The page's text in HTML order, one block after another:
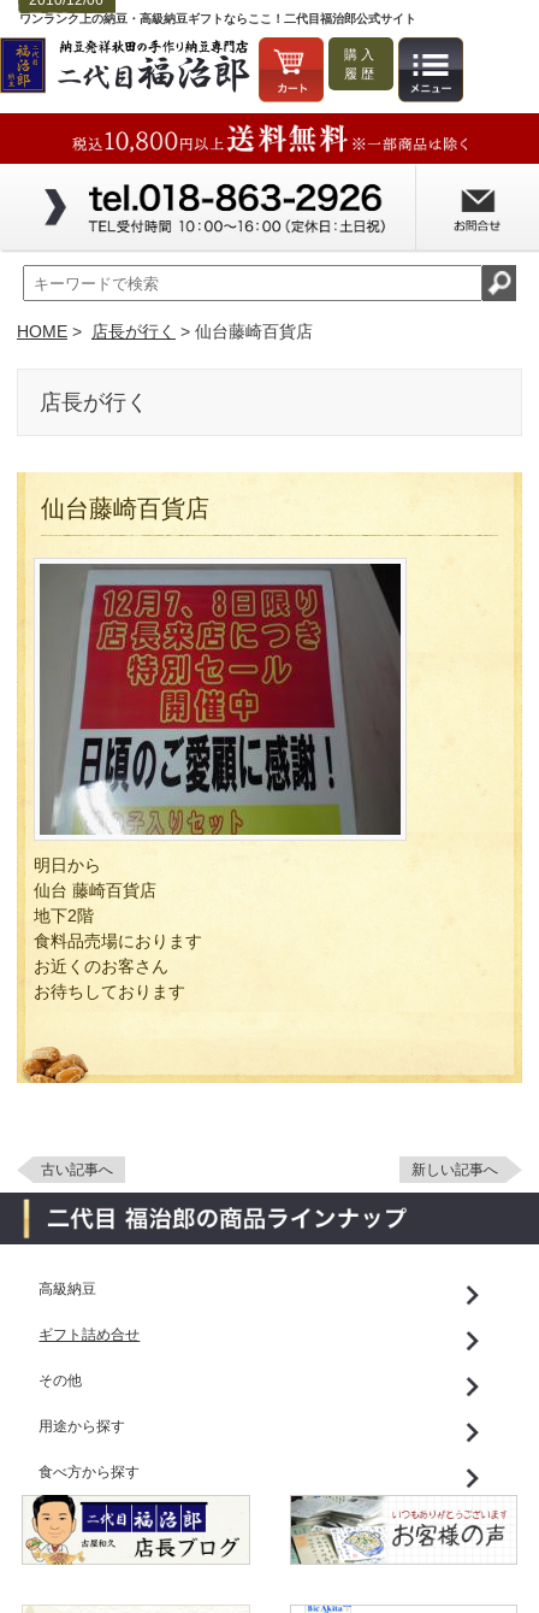
ワンランク上の納豆・高級納豆ギフトならここ！二代目福治郎公式サイト
購入
履歴
HOME > 店長が行く > 仙台藤崎百貨店
店長が行く
仙台藤崎百貨店
明日から
仙台 藤崎百貨店
地下2階
食料品売場におります
お近くのお客さん
お待ちしております
古い記事へ 新しい記事へ
高級納豆
ギフト詰め合せ
その他
用途から探す
食べ方から探す